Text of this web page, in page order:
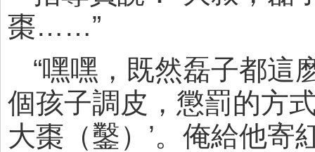
棗……”
“嘿嘿，既然磊子都這
個孩子調皮，懲罰的方
大棗（鑿）’。俺給他